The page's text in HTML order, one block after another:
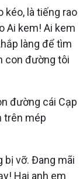
kéo, là tiếng rao
Ai kem! Ai kem
làng để tìm
con đường tôi
đường cái Cạp
trên mép
bị vỡ. Đang mãi
Hai anh em